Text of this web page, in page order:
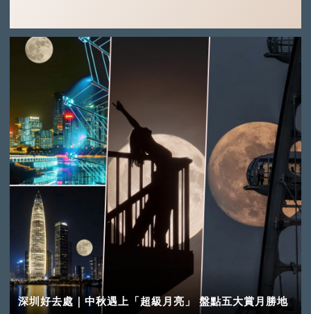
深圳好去處｜中秋遇上「超級月亮」 盤點五大賞月勝地